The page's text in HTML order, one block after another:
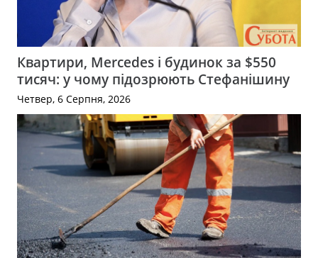
Квартири, Mercedes і будинок за $550
тисяч: у чому підозрюють Стефанішину
Четвер, 6 Серпня, 2026